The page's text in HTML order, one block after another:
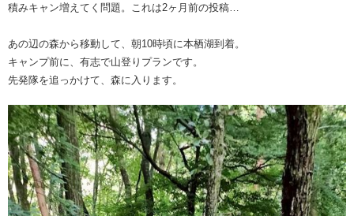
積みキャン増えてく問題。これは2ヶ月前の投稿…
あの辺の森から移動して、朝10時頃に本栖湖到着。
キャンプ前に、有志で山登りプランです。
先発隊を追っかけて、森に入ります。